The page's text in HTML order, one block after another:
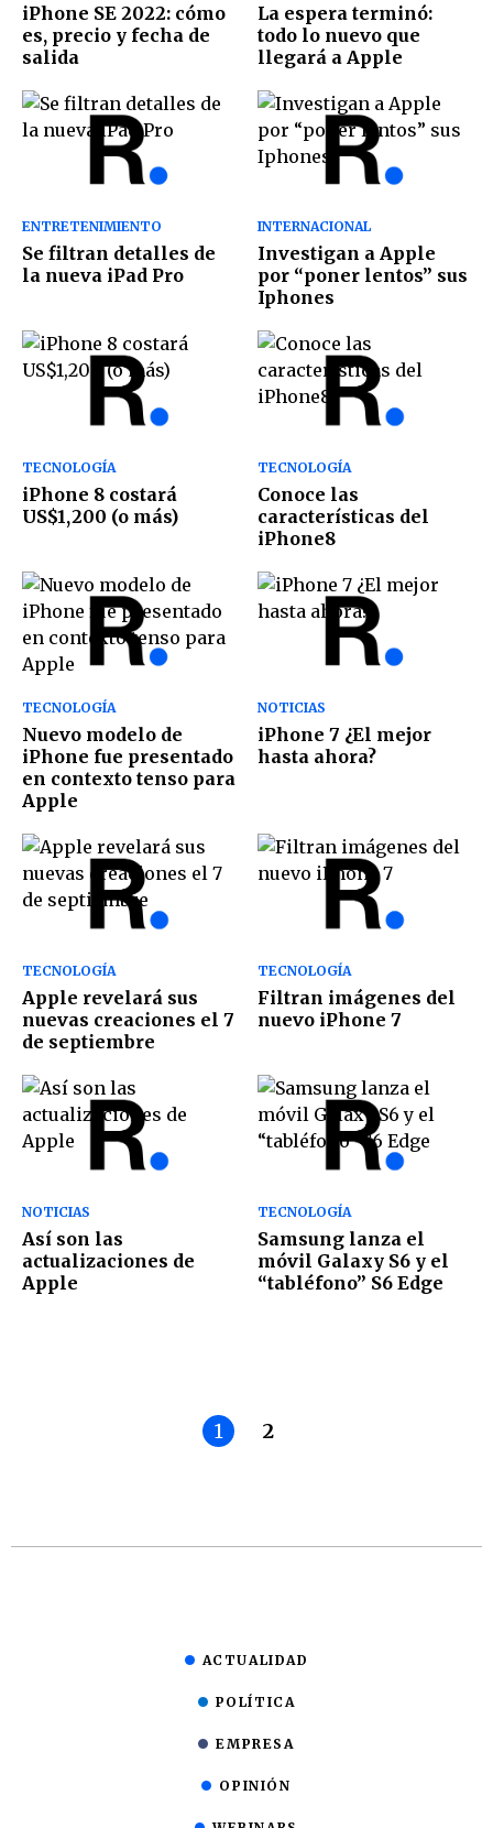
iPhone SE 2022: cómo
es, precio y fecha de
salida
La espera terminó:
todo lo nuevo que
llegará a Apple
ENTRETENIMIENTO
Se filtran detalles de
la nueva iPad Pro
INTERNACIONAL
Investigan a Apple
por “poner lentos” sus
Iphones
TECNOLOGÍA
iPhone 8 costará
US$1,200 (o más)
TECNOLOGÍA
Conoce las
características del
iPhone8
TECNOLOGÍA
Nuevo modelo de
iPhone fue presentado
en contexto tenso para
Apple
NOTICIAS
iPhone 7 ¿El mejor
hasta ahora?
TECNOLOGÍA
Apple revelará sus
nuevas creaciones el 7
de septiembre
TECNOLOGÍA
Filtran imágenes del
nuevo iPhone 7
NOTICIAS
Así son las
actualizaciones de
Apple
TECNOLOGÍA
Samsung lanza el
móvil Galaxy S6 y el
“tabléfono” S6 Edge
1 2
ACTUALIDAD
POLÍTICA
EMPRESA
OPINIÓN